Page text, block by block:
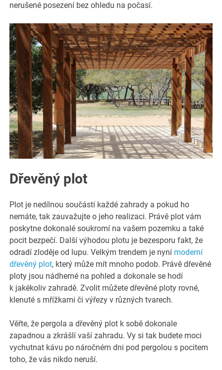
nerušené posezení bez ohledu na počasí.
Dřevěný plot
Plot je nedílnou součástí každé zahrady a pokud ho
nemáte, tak zauvažujte o jeho realizaci. Právě plot vám
poskytne dokonalé soukromí na vašem pozemku a také
pocit bezpečí. Další výhodou plotu je bezesporu fakt, že
odradí zloděje od lupu. Velkým trendem je nyní moderní
dřevěný plot, který může mít mnoho podob. Právě dřevěné
ploty jsou nádherné na pohled a dokonale se hodí
k jakékoliv zahradě. Zvolit můžete dřevěné ploty rovné,
klenuté s mřížkami či výřezy v různých tvarech.
Věřte, že pergola a dřevěný plot k sobě dokonale
zapadnou a zkrášlí vaší zahradu. Vy si tak budete moci
vychutnat kávu po náročném dni pod pergolou s pocitem
toho, že vás nikdo neruší.